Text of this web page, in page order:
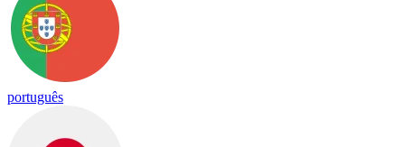
português